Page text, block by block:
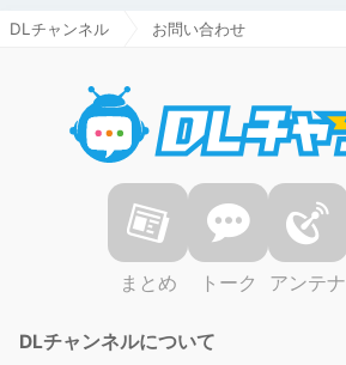
DLチャンネル お問い合わせ
まとめ トーク アンテナ
DLチャンネルについて